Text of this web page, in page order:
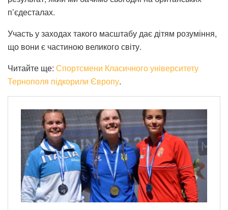
п’єдесталах.
Участь у заходах такого масштабу дає дітям розуміння,
що вони є частиною великого світу.
Читайте ще: Спортсмени Класичного університету
Тернополя підкорили Європу.